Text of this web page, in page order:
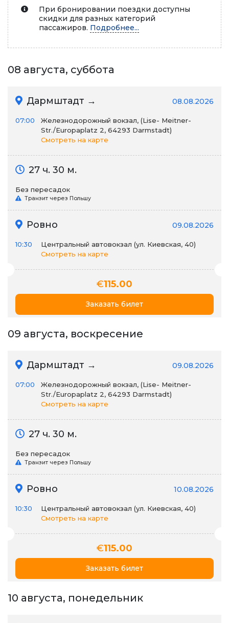
При бронировании поездки доступны
скидки для разных категорий
пассажиров. Подробнее...
08 августа, суббота
Дармштадт → 08.08.2026
07:00
Железнодорожный вокзал, (Lise- Meitner-
Str./Europaplatz 2, 64293 Darmstadt)
Смотреть на карте
27 ч. 30 м.
Без пересадок
Транзит через Польшу
Ровно 09.08.2026
10:30
Центральный автовокзал (ул. Киевская, 40)
Смотреть на карте
€115.00
Заказать билет
09 августа, воскресение
Дармштадт → 09.08.2026
07:00
Железнодорожный вокзал, (Lise- Meitner-
Str./Europaplatz 2, 64293 Darmstadt)
Смотреть на карте
27 ч. 30 м.
Без пересадок
Транзит через Польшу
Ровно 10.08.2026
10:30
Центральный автовокзал (ул. Киевская, 40)
Смотреть на карте
€115.00
Заказать билет
10 августа, понедельник